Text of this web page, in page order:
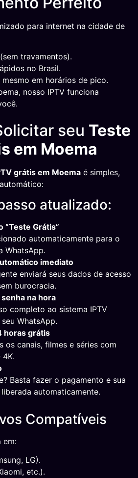
para internet na cidade de
travamentos).
no Brasil.
em horários de pico.
nosso IPTV funciona
seu Teste
em Moema
grátis em Moema é simples,
atualizado:
“Teste Grátis”
automaticamente para o
WhatsApp.
imediato
enviará seus dados de acesso
burocracia.
na hora
completo ao sistema IPTV
WhatsApp.
horas grátis
os canais, filmes e séries com
4K.
Basta fazer o pagamento e sua
automaticamente.
Compatíveis
em:
LG).
etc.).